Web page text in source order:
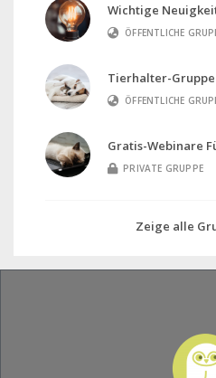
Wichtige
ÖFFENTLICHE
Tierhalter-Gruppe
ÖFFENTLICHE
Gratis-Webinare
PRIVATE GRUPPE
Zeige alle